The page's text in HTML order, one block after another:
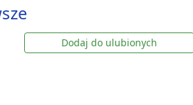
Dodaj do ulubionych